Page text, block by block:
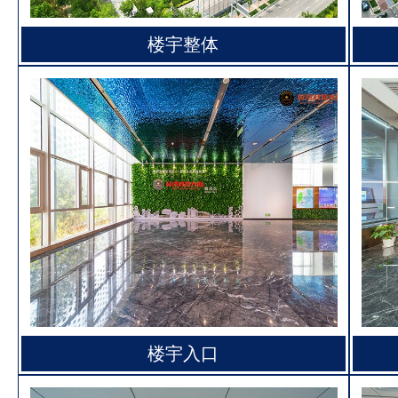
楼宇整体
楼宇入口